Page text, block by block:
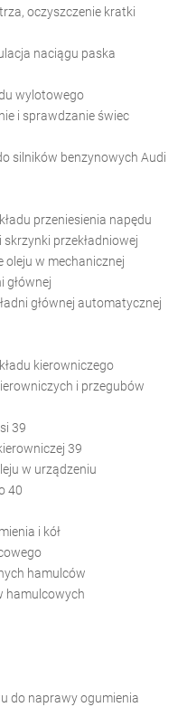
oczyszczenie kratki
naciągu paska
wylotowego
i sprawdzanie świec
silników benzynowych Audi
przeniesienia napędu
przekładniowej
oleju w mechanicznej
głównej
głównej automatycznej
kierowniczego
i przegubów
39
39
w urządzeniu
40
i kół
hamulców
hamulcowych
do naprawy ogumienia